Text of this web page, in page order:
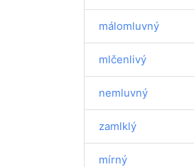
málomluvný
mlčenlivý
nemluvný
zamlklý
mírný